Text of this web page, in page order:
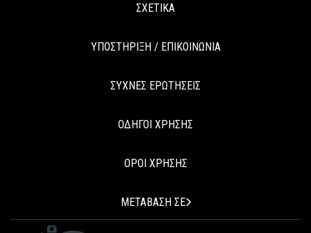
ΣΧΕΤΙΚΑ
ΥΠΟΣΤΗΡΙΞΗ / ΕΠΙΚΟΙΝΩΝΙΑ
ΣΥΧΝΕΣ ΕΡΩΤΗΣΕΙΣ
ΟΔΗΓΟΙ ΧΡΗΣΗΣ
ΟΡΟΙ ΧΡΗΣΗΣ
ΜΕΤΑΒΑΣΗ ΣΕ